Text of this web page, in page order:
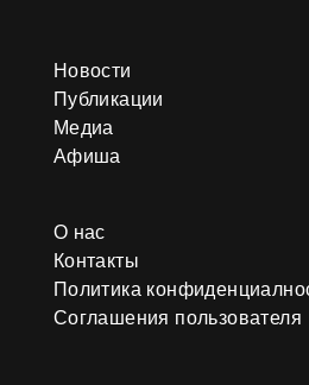
Новости
Публикации
Медиа
Афиша
О нас
Контакты
Политика
Соглашения пользователя